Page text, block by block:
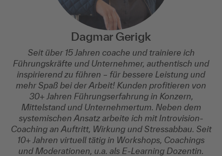
Dagmar Gerigk
Seit über 15 Jahren coache und trainiere ich
Führungskräfte und Unternehmer, authentisch und
inspirierend zu führen – für bessere Leistung und
mehr Spaß bei der Arbeit! Kunden profitieren von
30+ Jahren Führungserfahrung in Konzern,
Mittelstand und Unternehmertum. Neben dem
systemischen Ansatz arbeite ich mit Introvision-
Coaching an Auftritt, Wirkung und Stressabbau. Seit
10+ Jahren virtuell tätig in Workshops, Coachings
und Moderationen, u.a. als E-Learning Dozentin.